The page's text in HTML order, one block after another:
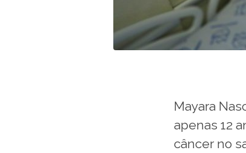
Mayara
apenas 12
câncer no